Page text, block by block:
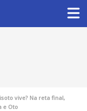
vive? Na reta final,
e Oto